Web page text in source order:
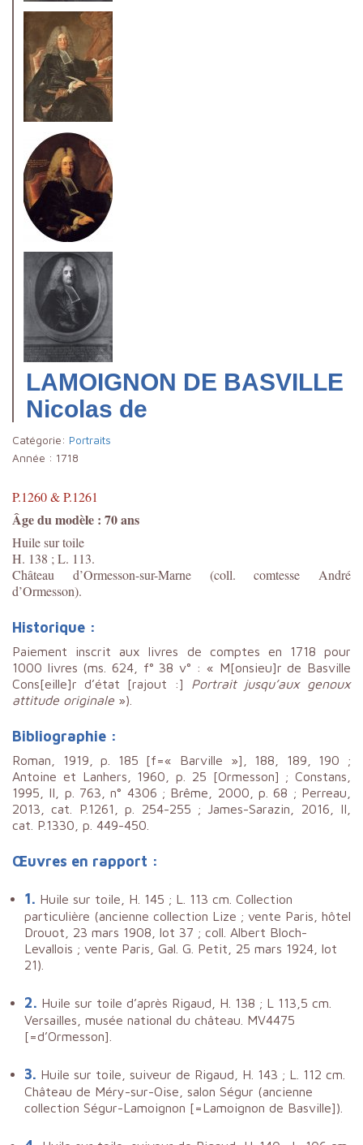
LAMOIGNON DE BASVILLE
Nicolas de
Catégorie: Portraits
Année : 1718
P.1260 & P.1261
Âge du modèle : 70 ans
Huile sur toile
H. 138 ; L. 113.
Château d’Ormesson-sur-Marne (coll. comtesse André
d’Ormesson).
Historique :
Paiement inscrit aux livres de comptes en 1718 pour
1000 livres (ms. 624, f° 38 v° : « M[onsieu]r de Basville
Cons[eille]r d’état [rajout :] Portrait jusqu’aux genoux
attitude originale »).
Bibliographie :
Roman, 1919, p. 185 [f=« Barville »], 188, 189, 190 ;
Antoine et Lanhers, 1960, p. 25 [Ormesson] ; Constans,
1995, II, p. 763, n° 4306 ; Brême, 2000, p. 68 ; Perreau,
2013, cat. P.1261, p. 254-255 ; James-Sarazin, 2016, II,
cat. P.1330, p. 449-450.
Œuvres en rapport :
1. Huile sur toile, H. 145 ; L. 113 cm. Collection
particulière (ancienne collection Lize ; vente Paris, hôtel
Drouot, 23 mars 1908, lot 37 ; coll. Albert Bloch-
Levallois ; vente Paris, Gal. G. Petit, 25 mars 1924, lot
21).
2. Huile sur toile d’après Rigaud, H. 138 ; L 113,5 cm.
Versailles, musée national du château. MV4475
[=d’Ormesson].
3. Huile sur toile, suiveur de Rigaud, H. 143 ; L. 112 cm.
Château de Méry-sur-Oise, salon Ségur (ancienne
collection Ségur-Lamoignon [=Lamoignon de Basville]).